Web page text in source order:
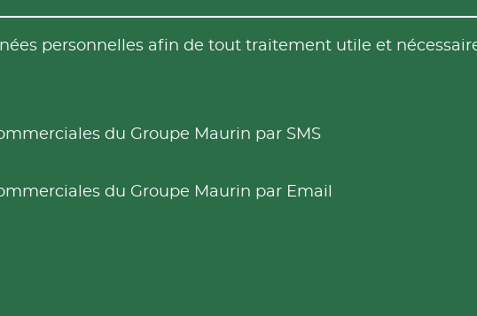
personnelles afin de tout traitement utile et
du Groupe Maurin par SMS
du Groupe Maurin par Email